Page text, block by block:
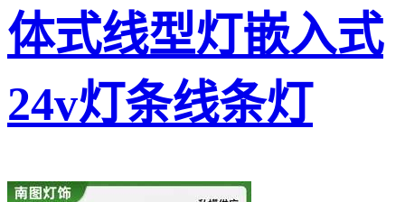
体式线型灯嵌入式
24v灯条线条灯